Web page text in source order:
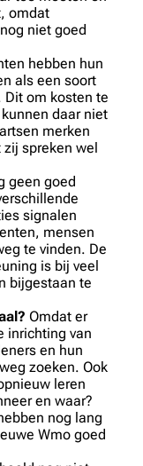
omdat
niet goed
hebben hun
als een soort
Dit om kosten te
daar niet
merken
spreken wel
geen goed
signalen
mensen
te vinden. De
is bij veel
bijgestaan te
Omdat er
inrichting van
en hun
zoeken. Ook
leren
en waar?
nog lang
Wmo goed